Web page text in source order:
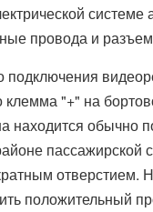
системе
провода и
клемма "+" на
находится обычно
пассажирской
отверстием.
положительный